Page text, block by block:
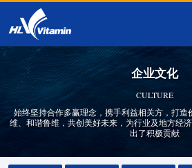
企业文化
CULTURE
始终坚持合作多赢理念，携手利益相关方，打造
维、和谐鲁维，共创美好未来，为行业及地方经
出了积极贡献